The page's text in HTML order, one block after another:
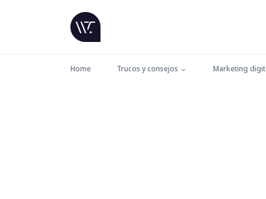
Home Trucos y consejos Marketing